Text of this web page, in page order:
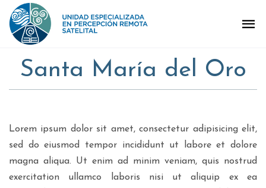
Santa María del Oro
Lorem ipsum dolor sit amet, consectetur adipisicing elit,
sed do eiusmod tempor incididunt ut labore et dolore
magna aliqua. Ut enim ad minim veniam, quis nostrud
exercitation ullamco laboris nisi ut aliquip ex ea